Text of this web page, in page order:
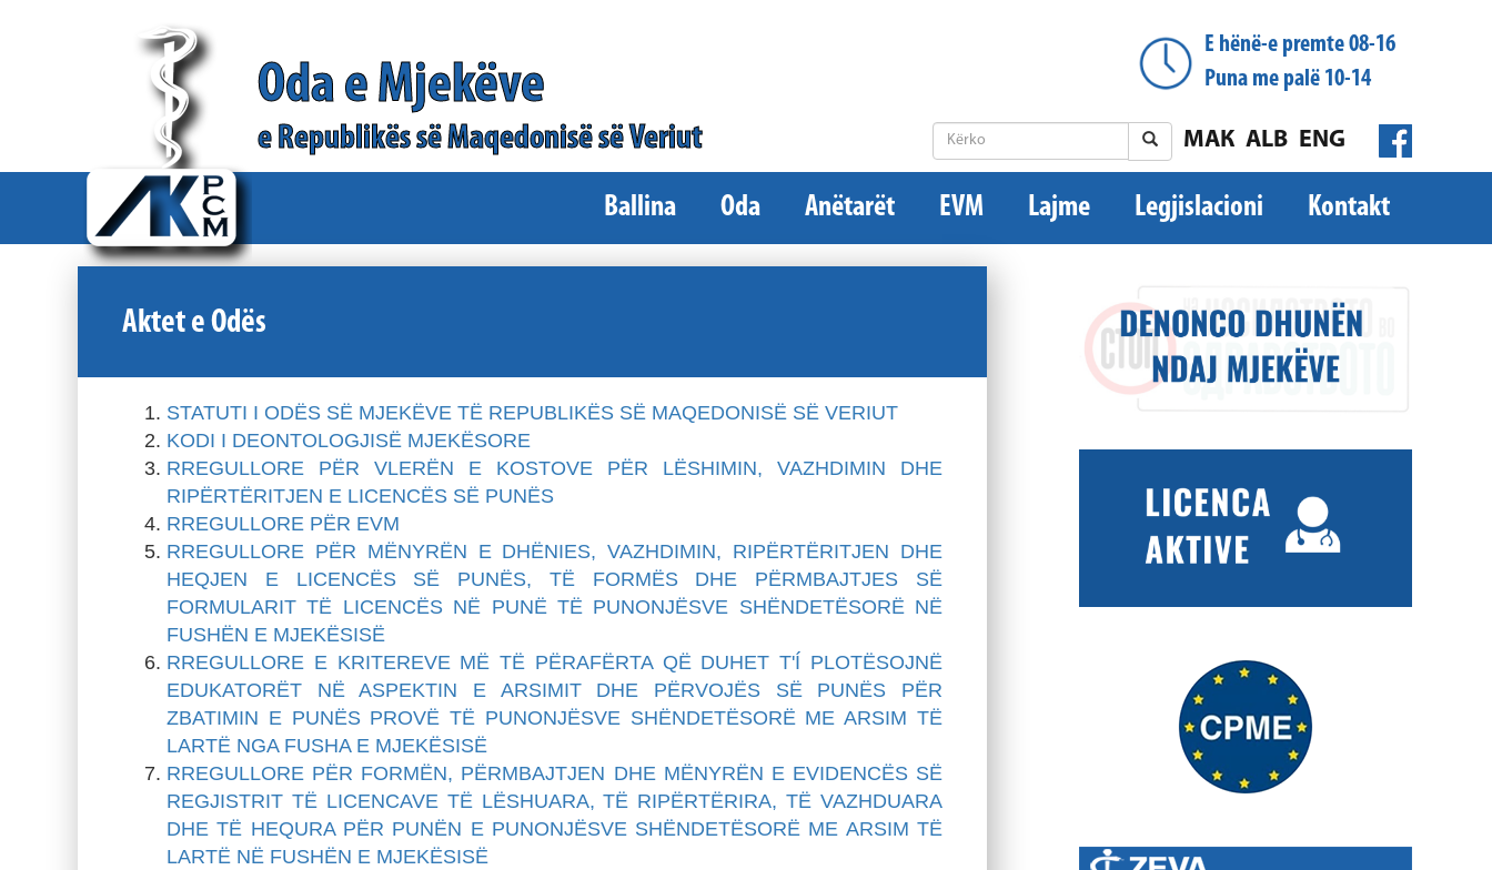
Oda e Mjekëve
e Republikës së Maqedonisë së Veriut
E hënë-e premte 08-16
Puna me palë 10-14
ENG
ALB
МАК
Ballina Oda Anëtarët EVM Lajme Legjislacioni Kontakt
Aktet e Odës
STATUTI I ODËS SË MJEKËVE TË REPUBLIKËS SË MAQEDONISË SË VERIUT
KODI I DEONTOLOGJISË MJEKËSORE
RREGULLORE PËR VLERËN E KOSTOVE PËR LËSHIMIN, VAZHDIMIN DHE
RIPËRTËRITJEN E LICENCËS SË PUNËS
RREGULLORE PËR EVM
RREGULLORE PËR MËNYRËN E DHËNIES, VAZHDIMIN, RIPËRTËRITJEN DHE
HEQJEN E LICENCËS SË PUNËS, TË FORMËS DHE PËRMBAJTJES SË
FORMULARIT TË LICENCËS NË PUNË TË PUNONJËSVE SHËNDETËSORË NË
FUSHËN E MJEKËSISË
RREGULLORE E KRITEREVE MË TË PËRAFËRTA QË DUHET T'Í PLOTËSOJNË
EDUKATORËT NË ASPEKTIN E ARSIMIT DHE PËRVOJËS SË PUNËS PËR
ZBATIMIN E PUNËS PROVË TË PUNONJËSVE SHËNDETËSORË ME ARSIM TË
LARTË NGA FUSHA E MJEKËSISË
RREGULLORE PËR FORMËN, PËRMBAJTJEN DHE MËNYRËN E EVIDENCËS SË
REGJISTRIT TË LICENCAVE TË LËSHUARA, TË RIPËRTËRIRA, TË VAZHDUARA
DHE TË HEQURA PËR PUNËN E PUNONJËSVE SHËNDETËSORË ME ARSIM TË
LARTË NË FUSHËN E MJEKËSISË